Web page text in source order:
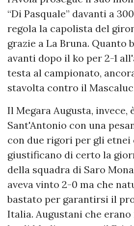
“Di Pasquale” davanti a
regola la capolista del
grazie a La Bruna. Quanto
avanti dopo il ko per 2-1
testa al campionato,
stavolta contro il
Il Megara Augusta, invece,
Sant'Antonio con una
con due rigori per gli etnei
giustificano di certo la
della squadra di Saro
aveva vinto 2-0 ma che
bastato per garantirsi il
Italia. Augustani che